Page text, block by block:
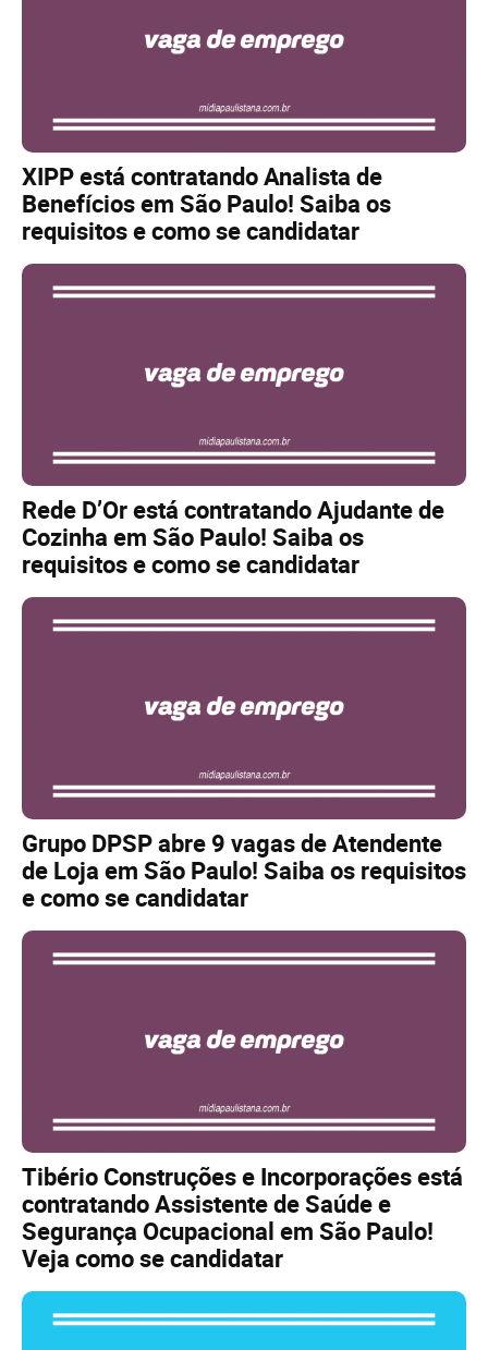
XIPP está contratando Analista de
Benefícios em São Paulo! Saiba os
requisitos e como se candidatar
Rede D’Or está contratando Ajudante de
Cozinha em São Paulo! Saiba os
requisitos e como se candidatar
Grupo DPSP abre 9 vagas de Atendente
de Loja em São Paulo! Saiba os requisitos
e como se candidatar
Tibério Construções e Incorporações está
contratando Assistente de Saúde e
Segurança Ocupacional em São Paulo!
Veja como se candidatar